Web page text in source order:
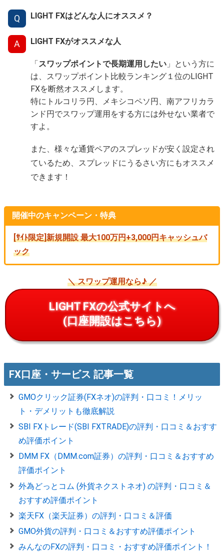
Q LIGHT FXはどんな人にオススメ？
A LIGHT FXがオススメな人
「スワップポイントで長期運用したい」という方に
は、スワップポイント比較ランキング１位のLIGHT
FXを断然オススメします。
特にトルコリラ円、メキシコペソ円、南アフリカラ
ンド円でスワップ運用をする方には外せない業者で
すよ。
また、様々な通貨ペアのスプレッドが安く設定され
ているため、スプレッドにうるさい方にもオススメ
できます！
開催中のキャンペーン・特典
[ｻｲﾄ限定]新規開設 最大100万円+3,000円キャッシュバ
ック
＼ スワップ運用なら♪ ／
LIGHT FXの公式サイトへ
(口座開設はこちら)
FX口座・サービス 記事一覧
GMOクリック証券(FXネオ)の評判・口コミ！メリッ
ト・デメリットも徹底解説
SBI FXトレード(SBI FXTRADE)の評判・口コミ＆おすす
め評価ポイント
DMM FX（DMM.com証券）の評判・口コミ＆おすすめ
評価ポイント
外為どっとコム (外貨ネクストネオ) の評判・口コミ＆
おすすめ評価ポイント
楽天FX（楽天証券）の評判・口コミ＆評価
GMO外貨の評判・口コミ＆おすすめ評価ポイント
みんなのFXの評判・口コミ・おすすめ評価ポイント！